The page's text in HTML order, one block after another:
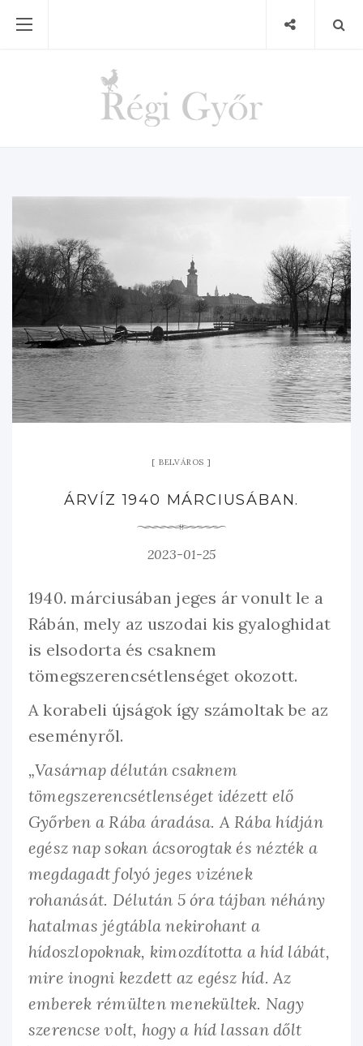
BELVÁROS
ÁRVÍZ 1940 MÁRCIUSÁBAN.
2023-01-25
1940. márciusában jeges ár vonult le a
Rábán, mely az uszodai kis gyaloghidat
is elsodorta és csaknem
tömegszerencsétlenséget okozott.
A korabeli újságok így számoltak be az
eseményről.
„Vasárnap délután csaknem
tömegszerencsétlenséget idézett elő
Győrben a Rába áradása. A Rába hídján
egész nap sokan ácsorogtak és nézték a
megdagadt folyó jeges vizének
rohanását. Délután 5 óra tájban néhány
hatalmas jégtábla nekirohant a
hídoszlopoknak, kimozdította a híd lábát,
mire inogni kezdett az egész híd. Az
emberek rémülten menekültek. Nagy
szerencse volt, hogy a híd lassan dőlt